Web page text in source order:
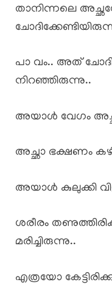
താനിന്നലെ
പാ വം.. അത്
നിറഞ്ഞിരുന്നു..
അയാൾ വേഗം
അച്ഛാ ഭക്ഷണം
അയാൾ കുലുക്കി
ശരീരം
മരിച്ചിരുന്നു..
എത്രയോ